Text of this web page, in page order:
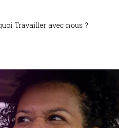
Travailler avec nous ?